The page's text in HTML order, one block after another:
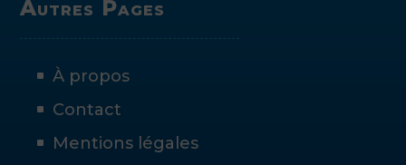
Autres Pages
À propos
Contact
Mentions légales